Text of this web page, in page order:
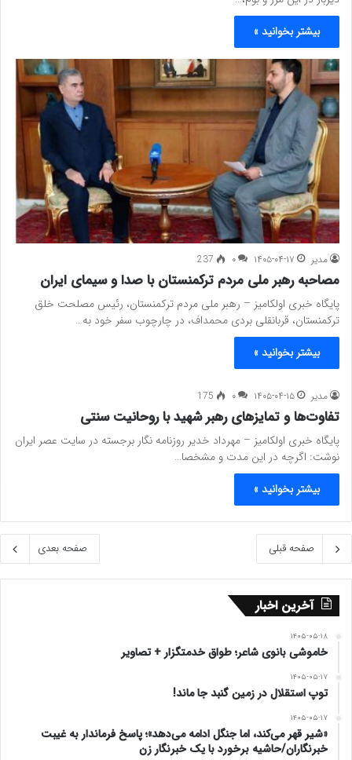
بیشتر بخوانید »
مدیر ۱۴۰۵-۰۴-۱۷ ۰ 237
مصاحبه رهبر ملی مردم ترکمنستان با صدا و سیمای ایران
پایگاه خبری اولکامیز – رهبر ملی مردم ترکمنستان، رئیس مصلحت خلق
ترکمنستان، قربانقلی بردی محمداف، در چارچوب سفر خود به…
بیشتر بخوانید »
مدیر ۱۴۰۵-۰۴-۱۵ ۰ 175
تفاوت‌‌ها و تمایزهای رهبر شهید با روحانیت سنتی
پایگاه خبری اولکامیز – مهرداد خدیر روزنامه نگار برجسته در سایت عصر ایران
نوشت: اگرچه در این مدت و مشخصا…
بیشتر بخوانید »
صفحه قبلی صفحه بعدی
آخرین اخبار
۱۴۰۵-۰۵-۱۸
خاموشی بانوی شاعر؛ طواق خدمتگزار + تصاویر
۱۴۰۵-۰۵-۱۷
توپ استقلال در زمین گنبد جا ماند!
۱۴۰۵-۰۵-۱۷
«شیر قهر می‌کند، اما جنگل ادامه می‌دهد»؛ پاسخ فرماندار به غیبت
خبرنگاران/حاشیه برخورد با یک خبرنگار زن